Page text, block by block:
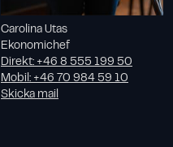
Carolina Utas
Ekonomichef
Direkt: +46 8 555 199 50
Mobil : +46 70 984 59 10
Skicka mail